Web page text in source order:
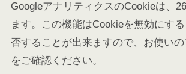
GoogleアナリティクスのCookieは、
ます。この機能はCookieを無効にす
否することが出来ますので、お使い
をご確認ください。